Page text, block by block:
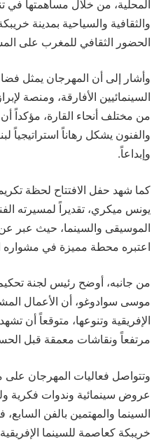
المحلية، من خلال مساهمتها في
والثقافية والسياحية بمدينة
الحضور الثقافي للمغرب على
وأشار إلى أن المهرجان يمثل
السينمائيين الأفارقة، ومنصة
من مختلف أنحاء القارة، مؤكداً
والفنون يشكل رهاناً استراتيجياً
وإبداعاً.
كما شهد حفل الافتتاح لحظة
يونس ميكري، تقديراً لمسيرته
الموسيقى والسينما، حيث عبر عن
اعتبره محطة مميزة في مشواره
من جانبه، أوضح رئيس لجنة
موسى سوادوغو، أن الأعمال
الإفريقية وتنوعها، متوقعاً أن
مرتفعاً ونقاشات معمقة قبل
وتتواصل فعاليات المهرجان
عروض سينمائية وندوات فكرية
السينما والمهتمين بالفن
خريبكة كعاصمة للسينما